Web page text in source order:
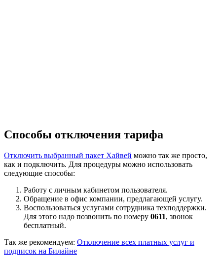
Способы отключения тарифа
Отключить выбранный пакет Хайвей можно так же просто,
как и подключить. Для процедуры можно использовать
следующие способы:
Работу с личным кабинетом пользователя.
Обращение в офис компании, предлагающей услугу.
Воспользоваться услугами сотрудника техподдержки.
Для этого надо позвонить по номеру 0611, звонок
бесплатный.
Так же рекомендуем: Отключение всех платных услуг и
подписок на Билайне